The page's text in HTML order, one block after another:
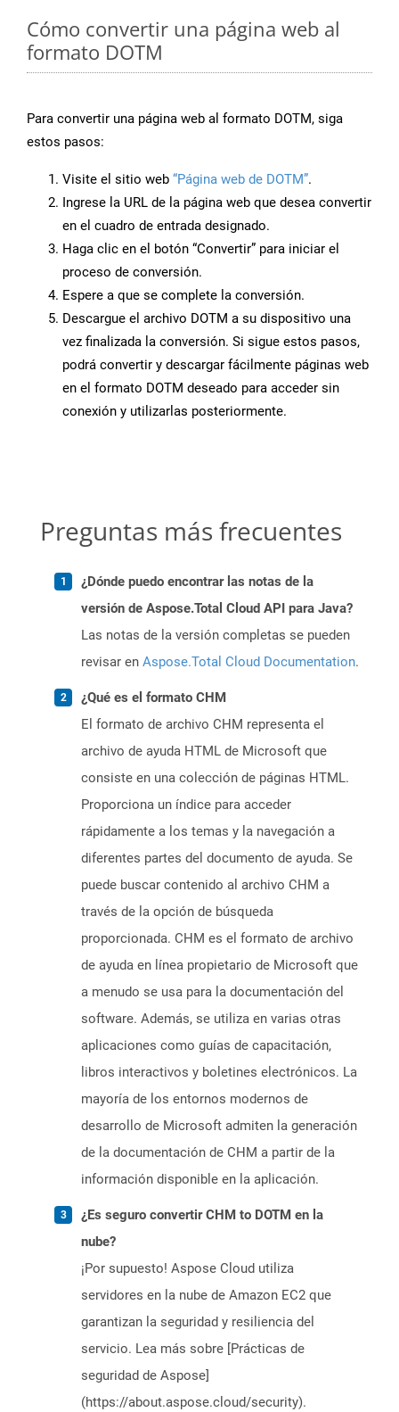
Cómo convertir una página web al
formato DOTM
Para convertir una página web al formato DOTM, siga
estos pasos:
Visite el sitio web “Página web de DOTM”.
Ingrese la URL de la página web que desea convertir
en el cuadro de entrada designado.
Haga clic en el botón “Convertir” para iniciar el
proceso de conversión.
Espere a que se complete la conversión.
Descargue el archivo DOTM a su dispositivo una
vez finalizada la conversión. Si sigue estos pasos,
podrá convertir y descargar fácilmente páginas web
en el formato DOTM deseado para acceder sin
conexión y utilizarlas posteriormente.
Preguntas más frecuentes
¿Dónde puedo encontrar las notas de la
versión de Aspose.Total Cloud API para Java?
Las notas de la versión completas se pueden
revisar en Aspose.Total Cloud Documentation.
¿Qué es el formato CHM
El formato de archivo CHM representa el
archivo de ayuda HTML de Microsoft que
consiste en una colección de páginas HTML.
Proporciona un índice para acceder
rápidamente a los temas y la navegación a
diferentes partes del documento de ayuda. Se
puede buscar contenido al archivo CHM a
través de la opción de búsqueda
proporcionada. CHM es el formato de archivo
de ayuda en línea propietario de Microsoft que
a menudo se usa para la documentación del
software. Además, se utiliza en varias otras
aplicaciones como guías de capacitación,
libros interactivos y boletines electrónicos. La
mayoría de los entornos modernos de
desarrollo de Microsoft admiten la generación
de la documentación de CHM a partir de la
información disponible en la aplicación.
¿Es seguro convertir CHM to DOTM en la
nube?
¡Por supuesto! Aspose Cloud utiliza
servidores en la nube de Amazon EC2 que
garantizan la seguridad y resiliencia del
servicio. Lea más sobre [Prácticas de
seguridad de Aspose]
(https://about.aspose.cloud/security).